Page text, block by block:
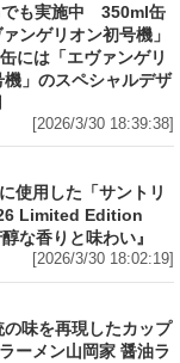
も実施中 350ml缶
ンゲリオン初号機」
には「エヴァンゲリ
」のスペシャルデザ
[2026/3/30 18:39:38]
完熟梅」を贅沢に使
山崎蒸溜所貯蔵梅
Edition 750ml」の
せる芳醇な香りと味